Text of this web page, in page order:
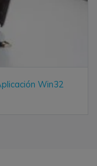
Win32